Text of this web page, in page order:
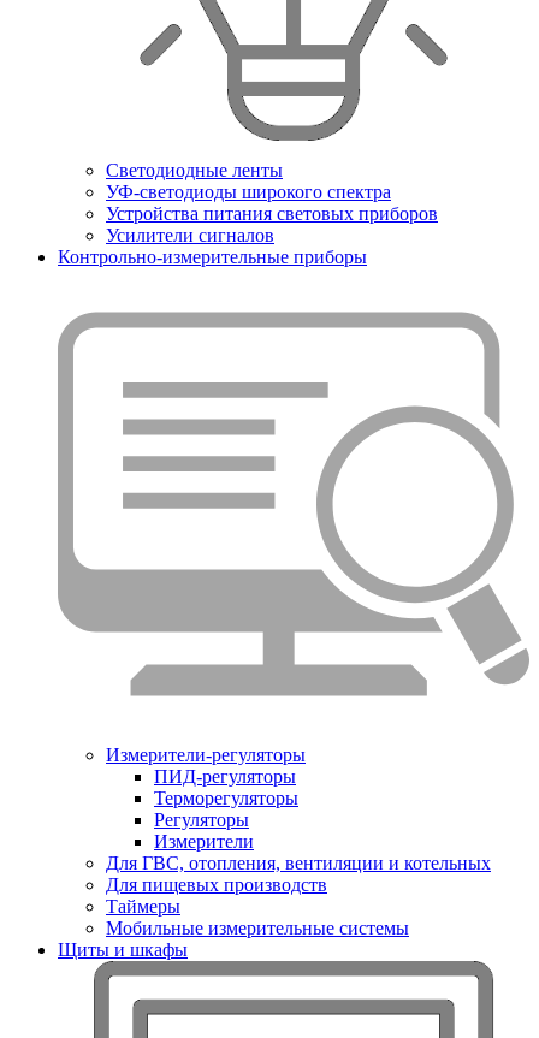
Светодиодные ленты
УФ-светодиоды широкого спектра
Устройства питания световых приборов
Усилители сигналов
Контрольно-измерительные приборы
Измерители-регуляторы
ПИД-регуляторы
Терморегуляторы
Регуляторы
Измерители
Для ГВС, отопления, вентиляции и котельных
Для пищевых производств
Таймеры
Мобильные измерительные системы
Щиты и шкафы